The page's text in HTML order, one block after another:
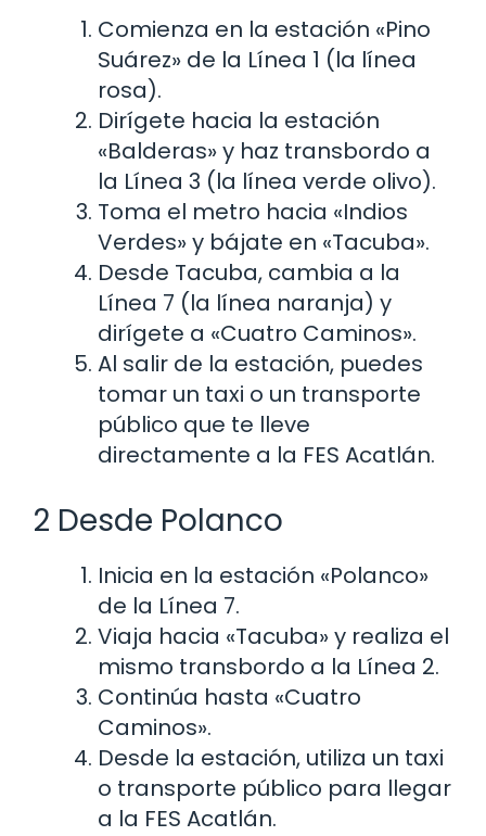
Comienza en la estación «Pino
Suárez» de la Línea 1 (la línea
rosa).
Dirígete hacia la estación
«Balderas» y haz transbordo a
la Línea 3 (la línea verde olivo).
Toma el metro hacia «Indios
Verdes» y bájate en «Tacuba».
Desde Tacuba, cambia a la
Línea 7 (la línea naranja) y
dirígete a «Cuatro Caminos».
Al salir de la estación, puedes
tomar un taxi o un transporte
público que te lleve
directamente a la FES Acatlán.
2 Desde Polanco
Inicia en la estación «Polanco»
de la Línea 7.
Viaja hacia «Tacuba» y realiza el
mismo transbordo a la Línea 2.
Continúa hasta «Cuatro
Caminos».
Desde la estación, utiliza un taxi
o transporte público para llegar
a la FES Acatlán.